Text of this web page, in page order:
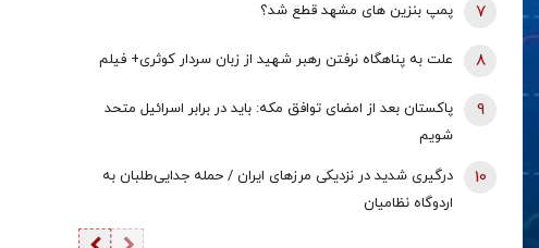
پمپ بنزین های مشهد قطع شد؟ 7
علت به پناهگاه نرفتن رهبر شهید از زبان سردار کوثری+ فیلم 8
پاکستان بعد از امضای توافق مکه: باید در برابر اسرائیل متحد
شویم
9
درگیری شدید در نزدیکی مرز‌های ایران / حمله جدایی‌طلبان به
اردوگاه نظامیان
10